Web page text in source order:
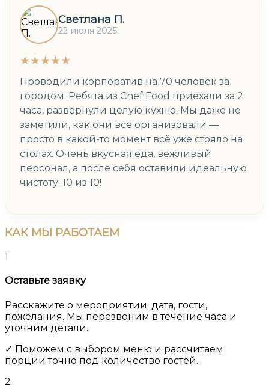
Светлана П.
22 июля 2025
★★★★★
Проводили корпоратив на 70 человек за
городом. Ребята из Chef Food приехали за 2
часа, развернули целую кухню. Мы даже не
заметили, как они всё организовали —
просто в какой-то момент всё уже стояло на
столах. Очень вкусная еда, вежливый
персонал, а после себя оставили идеальную
чистоту. 10 из 10!
КАК МЫ РАБОТАЕМ
1
Оставьте заявку
Расскажите о мероприятии: дата, гости,
пожелания. Мы перезвоним в течение часа и
уточним детали.
✓ Поможем с выбором меню и рассчитаем
порции точно под количество гостей.
2